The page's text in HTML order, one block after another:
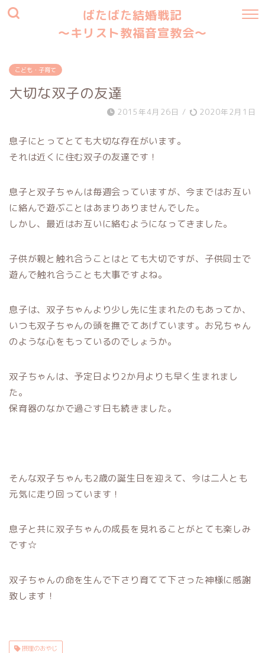
ばたばた結婚戦記
〜キリスト教福音宣教会〜
こども・子育て
大切な双子の友達
2015年4月26日 / 2020年2月1日
息子にとってとても大切な存在がいます。
それは近くに住む双子の友達です！
息子と双子ちゃんは毎週会っていますが、今まではお互い
に絡んで遊ぶことはあまりありませんでした。
しかし、最近はお互いに絡むようになってきました。
子供が親と触れ合うことはとても大切ですが、子供同士で
遊んで触れ合うことも大事ですよね。
息子は、双子ちゃんより少し先に生まれたのもあってか、
いつも双子ちゃんの頭を撫でてあげています。お兄ちゃん
のような心をもっているのでしょうか。
双子ちゃんは、予定日より2か月よりも早く生まれまし
た。
保育器のなかで過ごす日も続きました。
そんな双子ちゃんも2歳の誕生日を迎えて、今は二人とも
元気に走り回っています！
息子と共に双子ちゃんの成長を見れることがとても楽しみ
です☆
双子ちゃんの命を生んで下さり育てて下さった神様に感謝
致します！
摂理のおやじ